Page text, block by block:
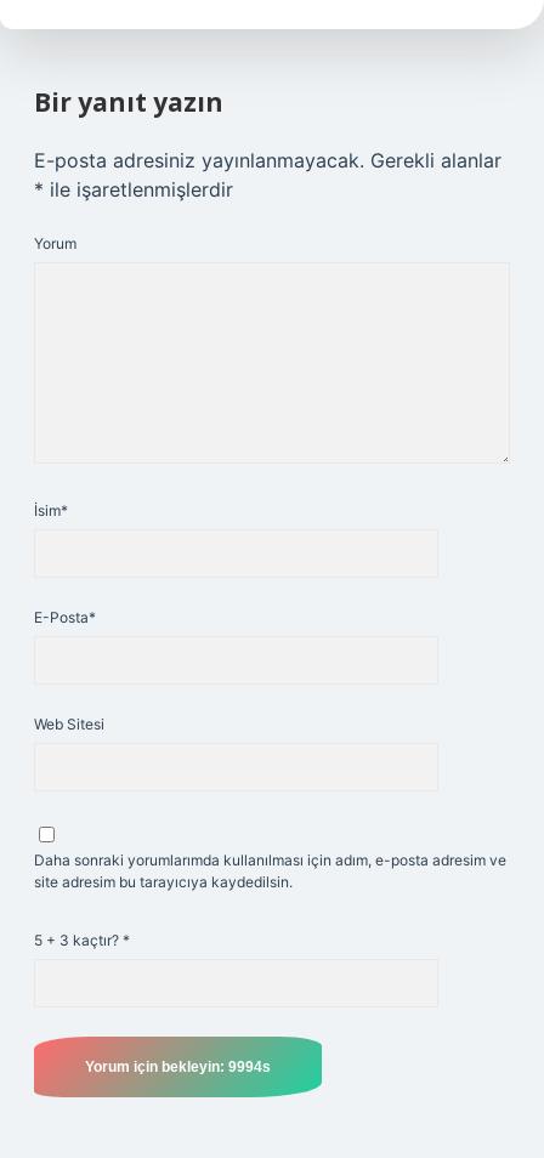
Bir yanıt yazın
E-posta adresiniz yayınlanmayacak. Gerekli alanlar
* ile işaretlenmişlerdir
Yorum
İsim*
E-Posta*
Web Sitesi
Daha sonraki yorumlarımda kullanılması için adım, e-posta adresim ve
site adresim bu tarayıcıya kaydedilsin.
5 + 3 kaçtır? *